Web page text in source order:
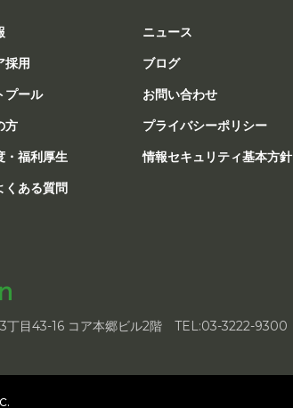
採用
プール
方
・福利厚生
くある質問
ニュース
ブログ
お問い合わせ
プライバシーポリシー
情報セキュリティ基本方針
目43-16 コア本郷ビル2階 TEL:03-3222-9300